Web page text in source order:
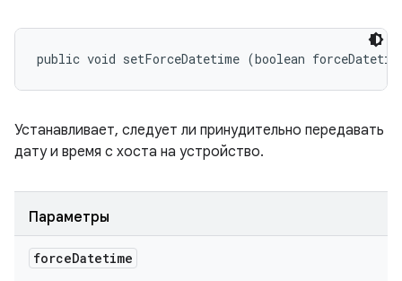
public void setForceDatetime (boolean
Устанавливает, следует ли принудительно передавать
дату и время с хоста на устройство.
Параметры
forceDatetime